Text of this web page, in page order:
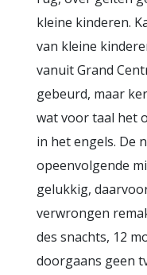
kleine kinderen.
van kleine
vanuit Grand
gebeurd, maar
wat voor taal het
in het engels. De
opeenvolgende
gelukkig,
verwrongen
des snachts, 12
doorgaans geen